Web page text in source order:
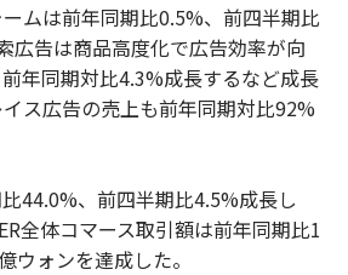
ムは前年同期比0.5%、前四半期比
広告は商品高度化で広告効率が向
年同期対比4.3%成長するなど成長
ス広告の売上も前年同期対比92%
44.0%、前四半期比4.5%成長し
全体コマース取引額は前年同期比1
ウォンを達成した。